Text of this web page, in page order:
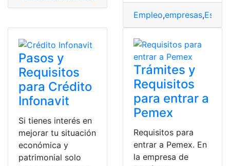
Empleo,empresas,
Pasos y
Requisitos
para Crédito
Infonavit
Si tienes interés en
mejorar tu situación
económica y
patrimonial solo
Trámites y
Requisitos
para entrar a
Pemex
Requisitos para
entrar a Pemex. En
la empresa de